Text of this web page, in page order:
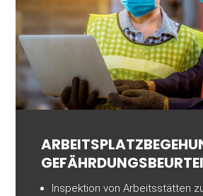
Inspektion von Arbeitsstätten